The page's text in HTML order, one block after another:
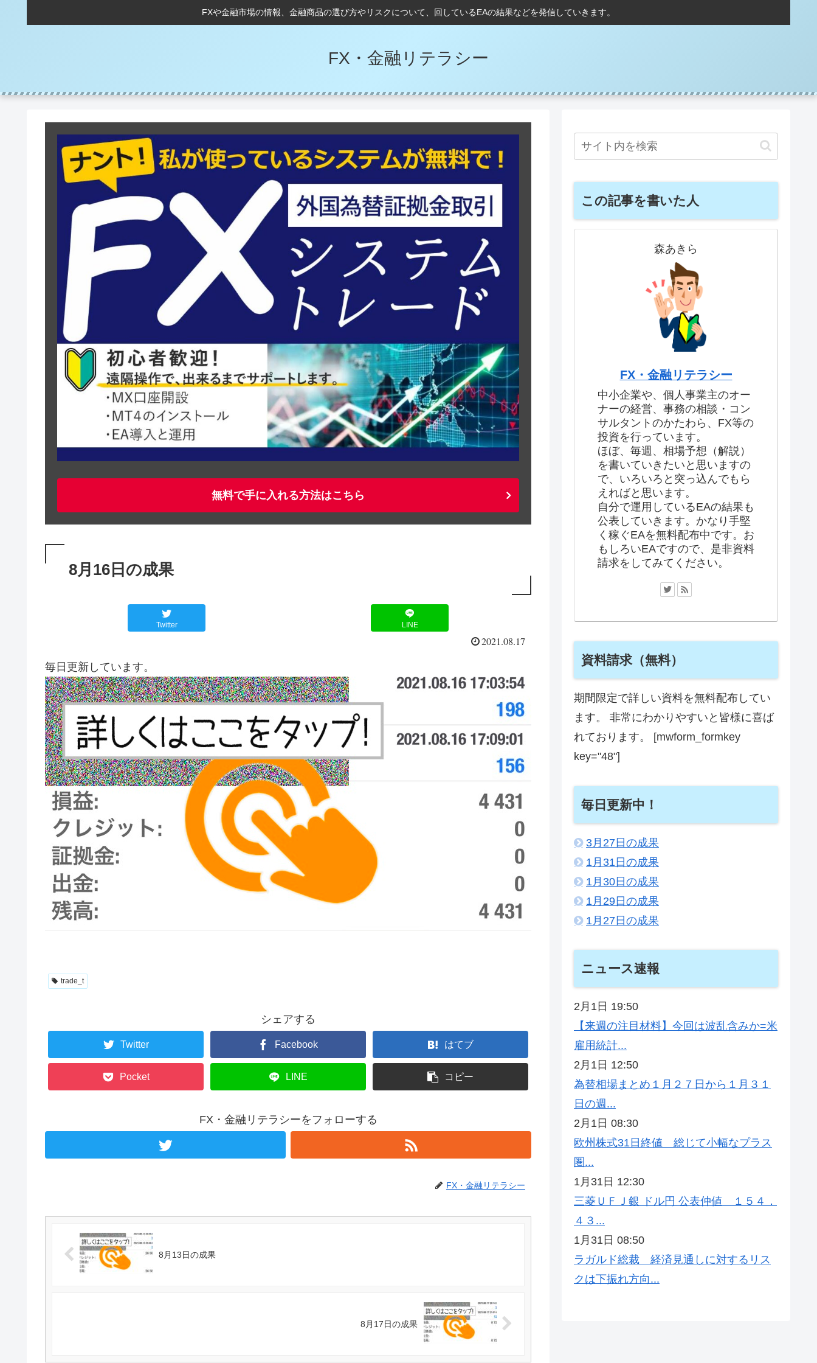
FXや金融市場の情報、金融商品の選び方やリスクについて、回しているEAの結果などを発信していきます。
FX・金融リテラシー
無料で手に入れる方法はこちら
8月16日の成果
Twitter LINE
2021.08.17
毎日更新しています。
trade_t
シェアする
Twitter Facebook はてブ
Pocket LINE コピー
FX・金融リテラシーをフォローする
FX・金融リテラシー
8月13日の成果
8月17日の成果
この記事を書いた人
森あきら
FX・金融リテラシー
中小企業や、個人事業主のオー
ナーの経営、事務の相談・コン
サルタントのかたわら、FX等の
投資を行っています。
ほぼ、毎週、相場予想（解説）
を書いていきたいと思いますの
で、いろいろと突っ込んでもら
えればと思います。
自分で運用しているEAの結果も
公表していきます。かなり手堅
く稼ぐEAを無料配布中です。お
もしろいEAですので、是非資料
請求をしてみてください。
資料請求（無料）
期間限定で詳しい資料を無料配布してい
ます。 非常にわかりやすいと皆様に喜ば
れております。 [mwform_formkey
key="48"]
毎日更新中！
3月27日の成果
1月31日の成果
1月30日の成果
1月29日の成果
1月27日の成果
ニュース速報
2月1日 19:50
【来週の注目材料】今回は波乱含みか=米
雇用統計...
2月1日 12:50
為替相場まとめ１月２７日から１月３１
日の週...
2月1日 08:30
欧州株式31日終値 総じて小幅なプラス
圏...
1月31日 12:30
三菱ＵＦＪ銀 ドル円 公表仲値 １５４．
４３...
1月31日 08:50
ラガルド総裁 経済見通しに対するリス
クは下振れ方向...